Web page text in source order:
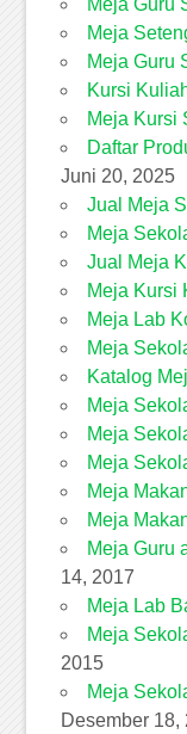
Meja Guru
Meja
Meja Guru
Kursi
Meja Kursi
Daftar
Juni 20, 2025
Jual Meja
Meja
Jual Meja
Meja Kursi
Meja Lab
Meja
Katalog
Meja
Meja
Meja
Meja
Meja
Meja Guru
14, 2017
Meja Lab
Meja
2015
Meja
Desember 18,